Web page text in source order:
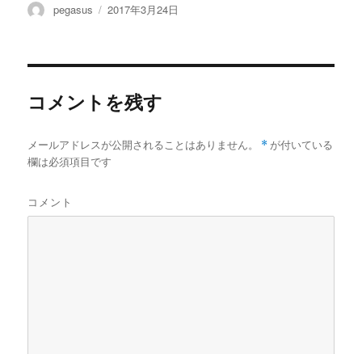
投
pegasus
投
2017年3月24日
コメントを残す
メールアドレスが公開されることはありません。 * が付いている
欄は必須項目です
コメント